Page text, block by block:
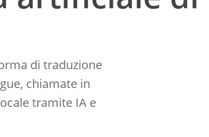
di traduzione
chiamate in
tramite IA e